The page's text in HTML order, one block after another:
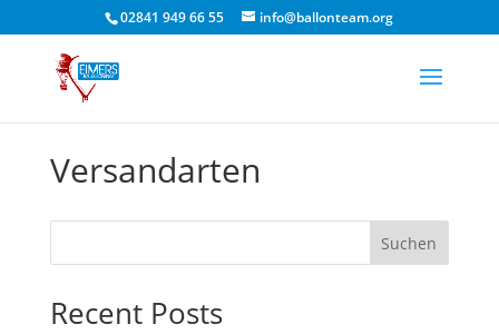
02841 949 66 55 info@ballonteam.org
Versandarten
Suchen
Recent Posts